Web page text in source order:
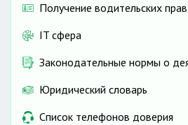
Получение водительских прав
IT сфера
Законодательные нормы о
Юридический словарь
Список телефонов доверия